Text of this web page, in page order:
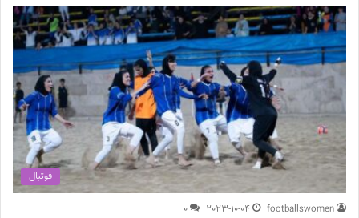
فوتبال
footballswomen
2023-10-04
0